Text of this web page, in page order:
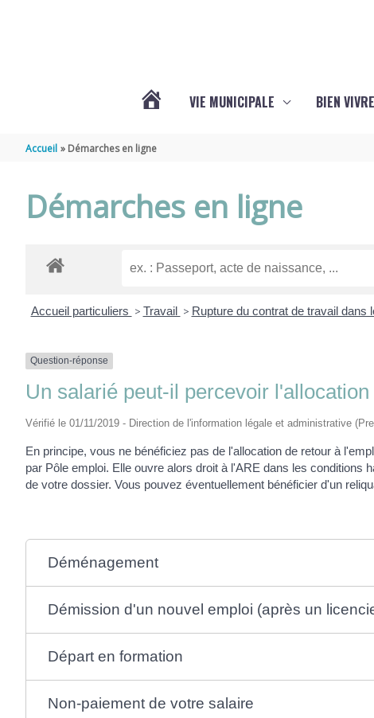
VIE MUNICIPALE BIEN
Accueil Démarches en ligne
Démarches en ligne
Accueil particuliers > Travail > Rupture du contrat de travail dans
Question-réponse
Un salarié peut-il percevoir
Vérifié le 01/11/2019 - Direction de l'information légale et administrative
En principe, vous ne bénéficiez pas de l'allocation de retour à
par Pôle emploi. Elle ouvre alors droit à l'ARE dans les
de votre dossier. Vous pouvez éventuellement bénéficier d'un
Déménagement
Démission d'un nouvel emploi (après un
Départ en formation
Non-paiement de votre salaire